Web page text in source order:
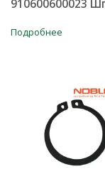
910600600023
Подробнее